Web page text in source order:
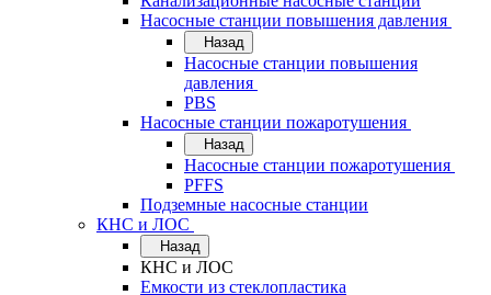
Насосные станции повышения давления
Назад
Насосные станции повышения
давления
PBS
Насосные станции пожаротушения
Назад
Насосные станции пожаротушения
PFFS
Подземные насосные станции
КНС и ЛОС
Назад
КНС и ЛОС
Емкости из стеклопластика